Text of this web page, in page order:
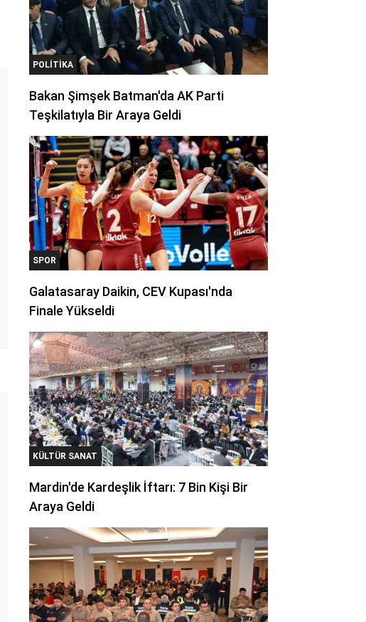
POLITIKA
Bakan Şimşek Batman'da AK Parti
Teşkilatıyla Bir Araya Geldi
SPOR
Galatasaray Daikin, CEV Kupası'nda
Finale Yükseldi
KÜLTÜR SANAT
Mardin'de Kardeşlik İftarı: 7 Bin Kişi Bir
Araya Geldi